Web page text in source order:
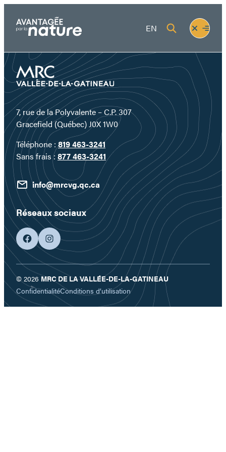
contenu
EN
Fermer
le
menu
Ouvrir
le
7, rue de la Polyvalente – C.P. 307
Gracefield (Québec) J0X 1W0
Téléphone :819 463-3241
Sans frais : 877 463-3241
info@mrcvg.qc.ca
Réseaux sociaux
facebookgoogleplus
© 2026 MRC DE LA VALLÉE-DE-LA-GATINEAU
ConfidentialitéConditions d’utilisation